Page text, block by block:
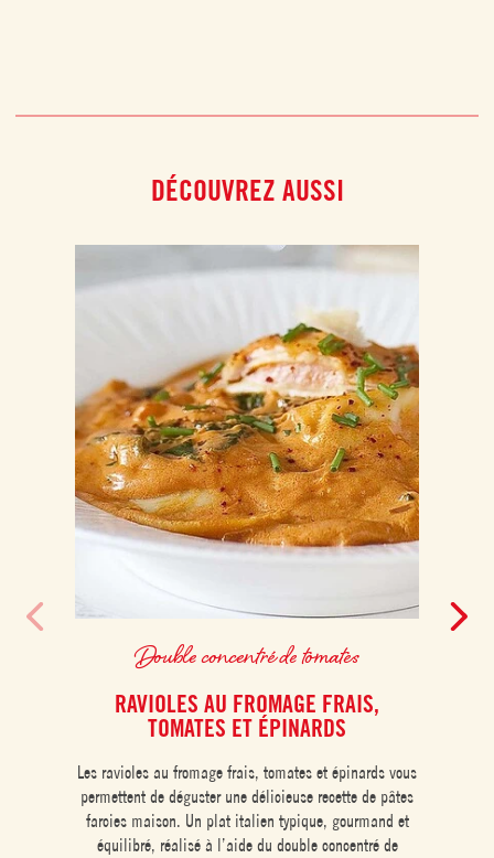
DÉCOUVREZ AUSSI
Double concentré de tomates
RAVIOLES AU FROMAGE FRAIS,
TOMATES ET ÉPINARDS
Les ravioles au fromage frais, tomates et épinards vous
permettent de déguster une délicieuse recette de pâtes
farcies maison. Un plat italien typique, gourmand et
équilibré, réalisé à l’aide du double concentré de